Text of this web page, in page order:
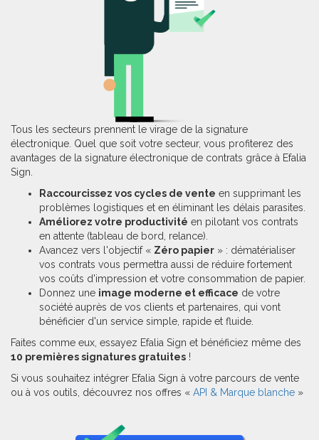
Tous les secteurs prennent le virage de la signature
électronique. Quel que soit votre secteur, vous profiterez des
avantages de la signature électronique de contrats grâce à Efalia
Sign.
Raccourcissez vos cycles de vente en supprimant les
problèmes logistiques et en éliminant les délais parasites.
Améliorez votre productivité en pilotant vos contrats
en attente (tableau de bord, relance).
Avancez vers l'objectif « Zéro papier » : dématérialiser
vos contrats vous permettra aussi de réduire fortement
vos coûts d'impression et votre consommation de papier.
Donnez une image moderne et efficace de votre
société auprès de vos clients et partenaires, qui vont
bénéficier d'un service simple, rapide et fluide.
Faites comme eux, essayez Efalia Sign et bénéficiez même des
10 premières signatures gratuites !
Si vous souhaitez intégrer Efalia Sign à votre parcours de vente
ou à vos outils, découvrez nos offres « API & Marque blanche »